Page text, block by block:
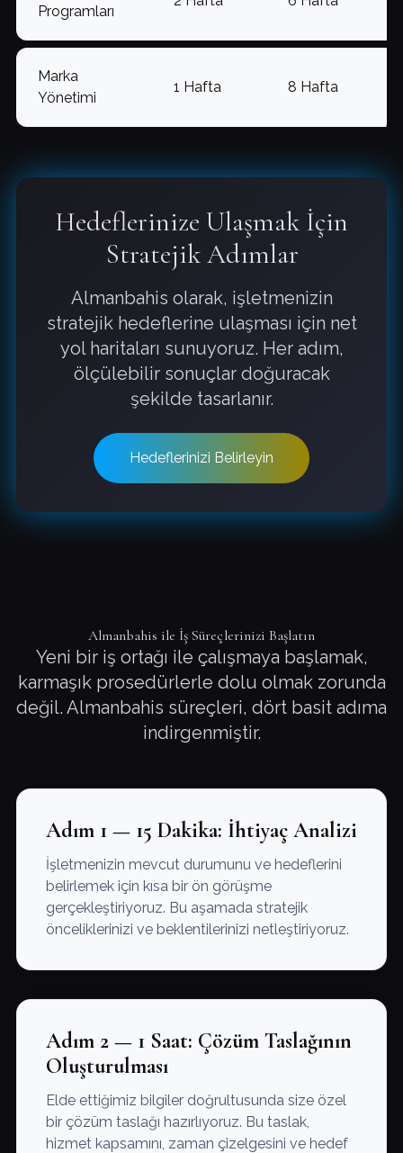
Programları
Marka
Yönetimi
1 Hafta 8 Hafta
Hedeflerinize Ulaşmak İçin
Stratejik Adımlar
Almanbahis olarak, işletmenizin
stratejik hedeflerine ulaşması için net
yol haritaları sunuyoruz. Her adım,
ölçülebilir sonuçlar doğuracak
şekilde tasarlanır.
Hedeflerinizi Belirleyin
Almanbahis ile İş Süreçlerinizi Başlatın
Yeni bir iş ortağı ile çalışmaya başlamak,
karmaşık prosedürlerle dolu olmak zorunda
değil. Almanbahis süreçleri, dört basit adıma
indirgenmiştir.
Adım 1 — 15 Dakika: İhtiyaç Analizi
İşletmenizin mevcut durumunu ve hedeflerini
belirlemek için kısa bir ön görüşme
gerçekleştiriyoruz. Bu aşamada stratejik
önceliklerinizi ve beklentilerinizi netleştiriyoruz.
Adım 2 — 1 Saat: Çözüm Taslağının
Oluşturulması
Elde ettiğimiz bilgiler doğrultusunda size özel
bir çözüm taslağı hazırlıyoruz. Bu taslak,
hizmet kapsamını, zaman çizelgesini ve hedef